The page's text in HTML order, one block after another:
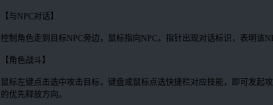
【与NPC对话】
控制角色走到目标NPC旁边，鼠标指向NPC，指针出现对话标识，表明该
【角色战斗】
鼠标左键点击选中攻击目标，键盘或鼠标点选快捷栏对应技能，即可发起
的优先释放方向。